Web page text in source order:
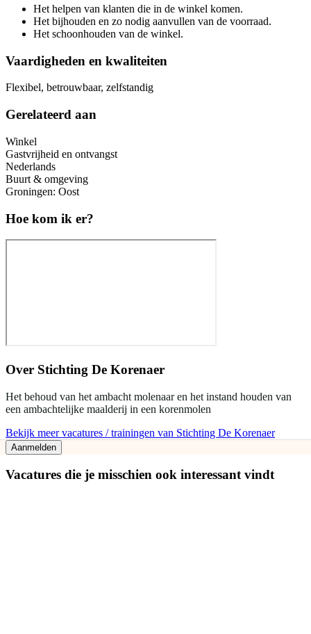
Het helpen van klanten die in de winkel komen.
Het bijhouden en zo nodig aanvullen van de voorraad.
Het schoonhouden van de winkel.
Vaardigheden en kwaliteiten
Flexibel, betrouwbaar, zelfstandig
Gerelateerd aan
Winkel
Gastvrijheid en ontvangst
Nederlands
Buurt & omgeving
Groningen: Oost
Hoe kom ik er?
Over Stichting De Korenaer
Het behoud van het ambacht molenaar en het instand houden van
een ambachtelijke maalderij in een korenmolen
Bekijk meer vacatures / trainingen van Stichting De Korenaer
Aanmelden
Vacatures die je misschien ook interessant vindt